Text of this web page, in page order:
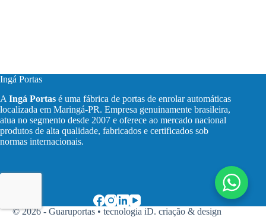
Ingá Portas
A Ingá Portas é uma fábrica de portas de enrolar automáticas
localizada em Maringá-PR. Empresa genuinamente brasileira,
atua no segmento desde 2007 e oferece ao mercado nacional
produtos de alta qualidade, fabricados e certificados sob
normas internacionais.
© 2026 - Guaruportas •tecnologia iD. criação & design